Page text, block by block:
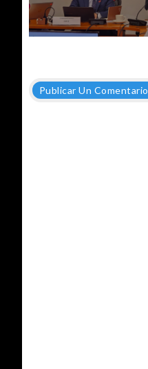
Publicar Un Comentario